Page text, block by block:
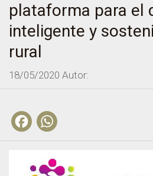
plataforma para el
inteligente y
rural
18/05/2020 Autor:
Facebook